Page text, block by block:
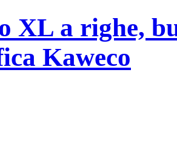
XL a righe,
Kaweco